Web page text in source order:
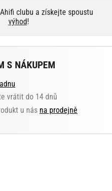
clubu a získejte spoustu
výhod!
S NÁKUPEM
vrátit do 14 dnů
u nás na prodejně